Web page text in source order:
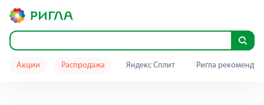
Акции Распродажа Яндекс Сплит Ригла